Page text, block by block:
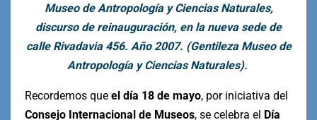
Museo de Antropología y Ciencias Naturales,
discurso de reinauguración, en la nueva sede de
calle Rivadavia 456. Año 2007. (Gentileza Museo de
Antropología y Ciencias Naturales).
Recordemos que el día 18 de mayo, por iniciativa del
Consejo Internacional de Museos, se celebra el Día